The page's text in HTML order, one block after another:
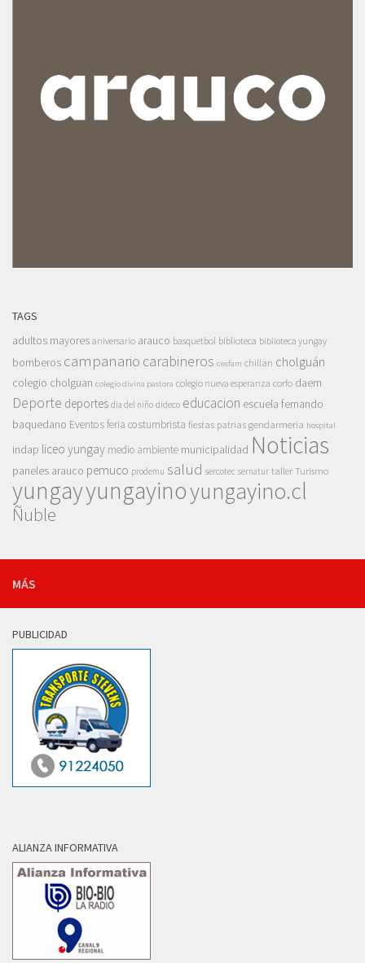
TAGS
adultos mayores aniversario arauco basquetbol biblioteca biblioteca yungay
bomberos campanario carabineros cesfam chillan cholguán
colegio cholguan colegio divina pastora colegio nueva esperanza corfo daem
Deporte deportes dia del niño dideco educacion escuela fernando
baquedano Eventosferia costumbrista fiestas patrias gendarmeria hospital
indap liceo yungay medio ambiente municipalidad Noticias
paneles arauco pemuco prodemu salud sercotec sernatur taller Turismo
yungayyungayinoyungayino.cl
Ñuble
MÁS
PUBLICIDAD
ALIANZA INFORMATIVA